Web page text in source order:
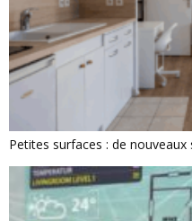
Petites surfaces : de